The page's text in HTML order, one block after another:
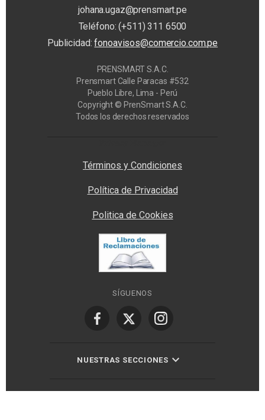
johana.ugaz@prensmart.pe
Teléfono: (+511) 311 6500
Publicidad:fonoavisos@comercio.com.pe
PRENSMART S.A.C.
Prensmart Calle Paracas #532
Pueblo Libre, Lima - Perú
Copyright © PrenSmart S.A.C.
Todos los derechos reservados
Términos y Condiciones
Política de Privacidad
Politica de Cookies
SÍGUENOS
NUESTRAS SECCIONES